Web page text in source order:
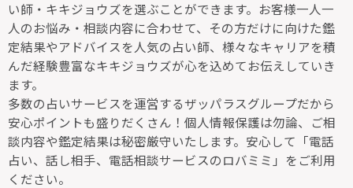
い師・キキジョウズを選ぶことができます。お客様一人一
人のお悩み・相談内容に合わせて、その方だけに向けた鑑
定結果やアドバイスを人気の占い師、様々なキャリアを積
んだ経験豊富なキキジョウズが心を込めてお伝えしていき
ます。
多数の占いサービスを運営するザッパラスグループだから
安心ポイントも盛りだくさん！個人情報保護は勿論、ご相
談内容や鑑定結果は秘密厳守いたします。安心して「電話
占い、話し相手、電話相談サービスのロバミミ」をご利用
ください。